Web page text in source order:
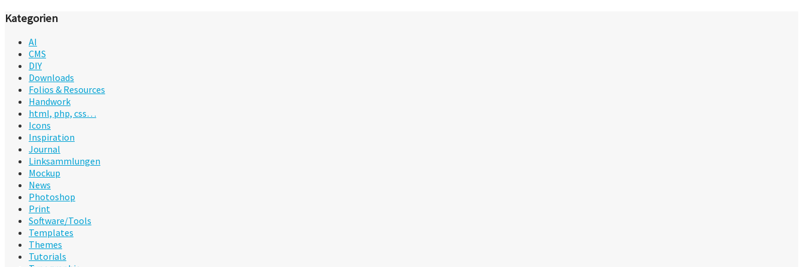
Kategorien
AI
CMS
DIY
Downloads
Folios & Resources
Handwork
html, php, css…
Icons
Inspiration
Journal
Linksammlungen
Mockup
News
Photoshop
Print
Software/Tools
Templates
Themes
Tutorials